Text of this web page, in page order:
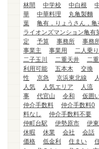
林間
中学校 中白根
華
中華料理 丸亀製麵
葉
亀有，りょうさん，亀
ライオンズマンション亀有
定
予算 事務所
事務
事業主
事業用 二人乗り
二子玉川
二重天井 二
利用可能
五本木 交換
性
京急 京浜東北線
人気
人気エリア 人流
事
代官山 令和 仮囲
仲介手数料
仲介手数料0
料なし
仲介手数料不要
仲町台駅
伊勢原市 伊東
休暇
休業 会社 会話
価格
低金利 住まい